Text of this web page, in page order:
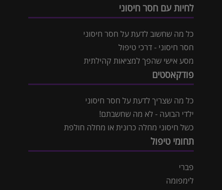
לחיות עם חסר חיסוני
כל מה שחשוב לדעת על חסר חיסוני
חסר חיסוני - דרכי טיפול
מסע אישי שהפך למציאות קהילתית
פודקאסטים
כל מה שצריך לדעת על חסר חיסוני
ילדי הבועה - לא מה שחשבתם!
כשל חיסוני מחלה כרונית או מחלה חולפת
תחומי טיפול
פברי
לימפומה